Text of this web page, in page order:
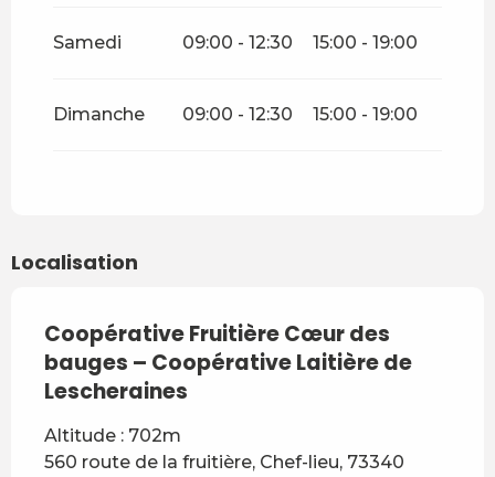
Samedi 09:00 - 12:30 15:00 - 19:00
Dimanche 09:00 - 12:30 15:00 - 19:00
Localisation
Coopérative Fruitière Cœur des
bauges – Coopérative Laitière de
Lescheraines
Altitude : 702m
560 route de la fruitière, Chef-lieu, 73340